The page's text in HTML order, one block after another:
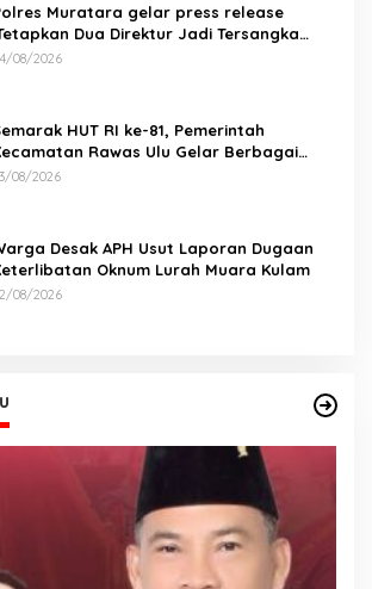
Muratara gelar press release
Dua Direktur Jadi Tersangka
Maut antara Bus ALS dan
08/2026
HUT RI ke-81, Pemerintah
Rawas Ulu Gelar Berbagai
08/2026
Desak APH Usut Laporan Dugaan
Oknum Lurah Muara Kulam
08/2026